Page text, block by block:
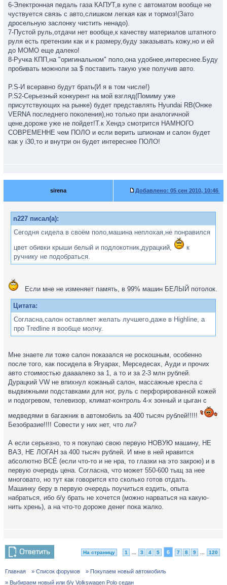
6-Электронная педаль газа КАПУТ,в купе с автоматом вообще не
чуствуется связь с авто,слишком легкая как и тормоз!(Зато
дросельную заслонку чистить ненадо).
7-Пустой руль,отдачи нет вообще,к качеству материалов штатного
руля есть претензии как и к размеру,буду заказывать кожу,но и ей
до МОМО еще далеко!
8-Ручка КПП,на "оригинальном" поло,она удобнее,интереснее.Буду
пробивать можноли за $ поставить такую уже получив авто.
P.S-И всеравно будут брать(И я в том числе!)
P.S2-Серьезный конкурент на мой взгляд(Помиму уже
присутствующих на рынке) будет представлять Hyundai RB(Онже
VERNA последнего поколения),но только при аналогичной
цене,дороже уже не пойдет!Т.к Хендэ смотрится НАМНОГО
СОВРЕМЕННЕ чем ПОЛО и если верить шпионам и салон будет
как у i30,то и внутри он будет интереснее ПОЛО!
sirena Добавлено: 05 сен 2010, 10:46
n227 писал(а):
Сегодня сидела в своём поло,машина неплохая,не понравился
цвет обивки крыши белый и подлокотник,дурацкий,
к
ручнику не подобраться.
Если мне не изменяет память, в 99% машин БЕЛЫЙ потолок.
Цитата:
Согласна,салон оставляет желать лучшего,даже в Highline, а
про Tredline я вообще молчу.
Мне знаете ли тоже салон показался не роскошным, особенно
после того, как посидела в Ягуарах, Мерседесах, Ауди и прочих
авто стоимостью даааалеко за 1, а то и за 2-3 млн рублей.
Дурацкий VW не впихнул кожаный салон, массажные кресла с
выдвижными подставками для ног, руль с перфорированной кожей
и подогревом, телевизор, климат-контроль 4-х зонный и цыган с
медведями в багажник в автомобиль за 400 тысяч рублей!!!!!
Безобразие!!!! Совести у них нет, что ли?
А если серьезно, то я покупаю свою первую НОВУЮ машину, НЕ
ВАЗ, НЕ ЛОГАН за 400 тысяч рублей. И мне в ней нравится
абсолютно ВСЁ (если что-то и не нра, то глазки на это закрою) и в
первую очередь цена. Согласна, что может 550-600 тыщ за нее
многовато, но тут как говорится кто сколько готов отдать.
Машинку беру в первую очередь поучиться ездить, опыта
набраться, ибо б/у брать не хочется (можно нарваться на какую-
нить хрень), а на что-то дороже денег пока жалко.
На страницу 1 3 4 5 6 7 8 9 120
Главная » Список форумов
» Покупаем новый автомобиль
» Выбираем новый или б/у Volkswagen Polo седан